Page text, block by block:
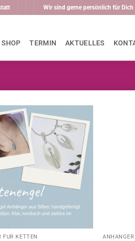
Wir sind gerne persönlich für Dich
SHOP TERMIN AKTUELLES
FÜR KETTEN